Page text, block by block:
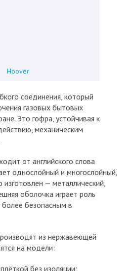
Hoover
соединения, который
газовых бытовых
Это гофра, устойчивая к
механическим
от английского слова
однослойный и многослойный,
изготовлен — металлический,
оболочка играет роль
более безопасным в
из нержавеющей
на модели:
без изоляции;